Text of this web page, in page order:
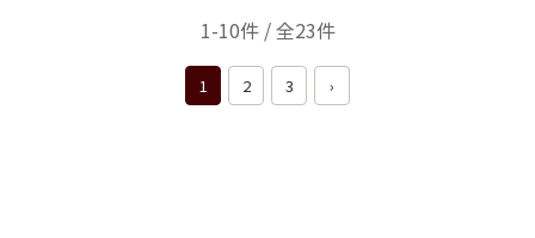
1-10件 / 全23件
1 2 3 ›